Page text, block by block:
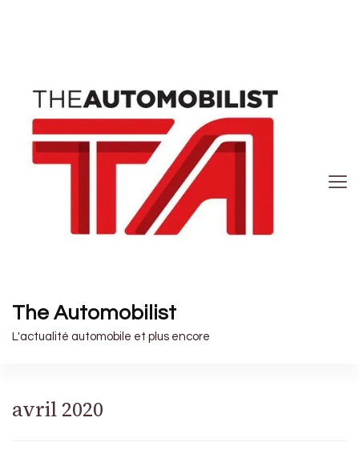
The Automobilist
L'actualité automobile et plus encore
avril 2020